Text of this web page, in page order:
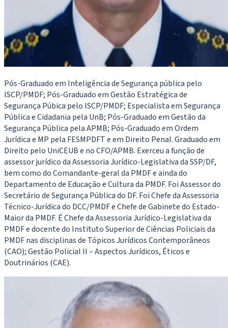
Pós-Graduado em Inteligência de Segurança pública pelo
ISCP/PMDF; Pós-Graduado em Gestão Estratégica de
Segurança Púbica pelo ISCP/PMDF; Especialista em Segurança
Pública e Cidadania pela UnB; Pós-Graduado em Gestão da
Segurança Pública pela APMB; Pós-Graduado em Ordem
Jurídica e MP pela FESMPDFT e em Direito Penal. Graduado em
Direito pelo UniCEUB e no CFO/APMB. Exerceu a função de
assessor jurídico da Assessoria Jurídico-Legislativa da SSP/DF,
bem como do Comandante-geral da PMDF e ainda do
Departamento de Educação e Cultura da PMDF. Foi Assessor do
Secretário de Segurança Pública do DF. Foi Chefe da Assessoria
Técnico-Jurídica do DCC/PMDF e Chefe de Gabinete do Estado-
Maior da PMDF. É Chefe da Assessoria Jurídico-Legislativa da
PMDF e docente do Instituto Superior de Ciências Policiais da
PMDF nas disciplinas de Tópicos Jurídicos Contemporâneos
(CAO); Gestão Policial II – Aspectos Jurídicos, Éticos e
Doutrinários (CAE).